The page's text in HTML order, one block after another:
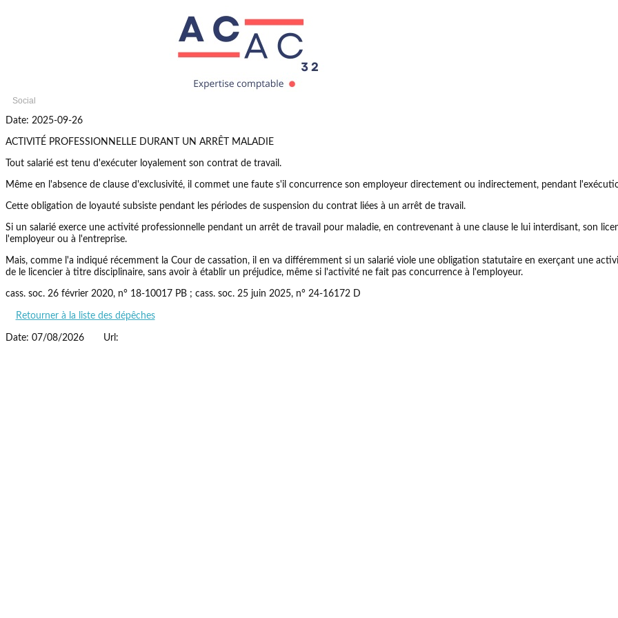
Social
Date: 2025-09-26
ACTIVITÉ PROFESSIONNELLE DURANT UN ARRÊT MALADIE
Tout salarié est tenu d'exécuter loyalement son contrat de travail.
Même en l'absence de clause d'exclusivité, il commet une faute s'il concurrence son employeur directement ou indirectement, pendant
Cette obligation de loyauté subsiste pendant les périodes de suspension du contrat liées à un arrêt de travail.
Si un salarié exerce une activité professionnelle pendant un arrêt de travail pour maladie, en contrevenant à une clause le lui interdisant, son
l'employeur ou à l'entreprise.
Mais, comme l'a indiqué récemment la Cour de cassation, il en va différemment si un salarié viole une obligation statutaire en exerçant une
de le licencier à titre disciplinaire, sans avoir à établir un préjudice, même si l'activité ne fait pas concurrence à l'employeur.
cass. soc. 26 février 2020, n° 18-10017 PB ; cass. soc. 25 juin 2025, n° 24-16172 D
Retourner à la liste des dépêches
Date: 07/08/2026 Url: